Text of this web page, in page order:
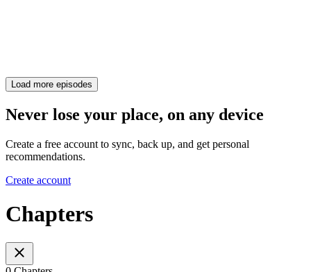
Load more episodes
Never lose your place, on any device
Create a free account to sync, back up, and get personal
recommendations.
Create account
Chapters